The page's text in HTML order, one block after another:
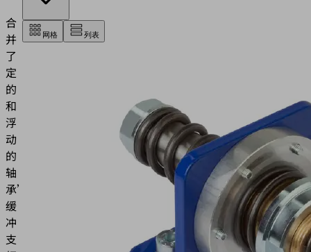
合
并
了‘固
定
的
和
浮
动
的
轴
承’的
缓
冲
支
网格 列表